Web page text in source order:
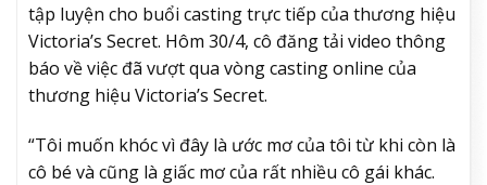
tập luyện cho buổi casting trực tiếp của thương hiệu
Victoria’s Secret. Hôm 30/4, cô đăng tải video thông
báo về việc đã vượt qua vòng casting online của
thương hiệu Victoria’s Secret.
“Tôi muốn khóc vì đây là ước mơ của tôi từ khi còn là
cô bé và cũng là giấc mơ của rất nhiều cô gái khác.